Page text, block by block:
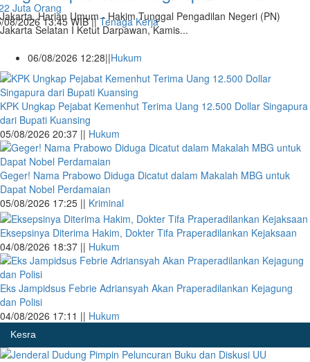
Juta Orang
08/2026 13:45 WIB ||Tenaga Kerja
Jakarta, Harian Umum - Hakim Tunggal Pengadilan Negeri (PN)
Jakarta Selatan I Ketut Darpawan, Kamis...
06/08/2026 12:28||Hukum
KPK Ungkap Pejabat Kemenhut Terima Uang 12.500 Dollar Singapura
dari Bupati Kuansing
05/08/2026 20:37 || Hukum
Geger! Nama Prabowo Diduga Dicatut dalam Makalah MBG untuk
Dapat Nobel Perdamaian
05/08/2026 17:25 || Kriminal
Eksepsinya Diterima Hakim, Dokter Tifa Praperadilankan Kejaksaan
04/08/2026 18:37 || Hukum
Eks Jampidsus Febrie Adriansyah Akan Praperadilankan Kejagung
dan Polisi
04/08/2026 17:11 || Hukum
Kesra